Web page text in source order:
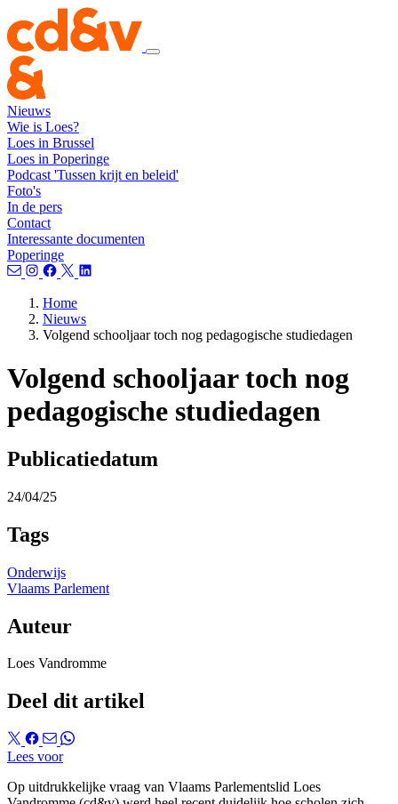
Nieuws
Wie is Loes?
Loes in Brussel
Loes in Poperinge
Podcast 'Tussen krijt en beleid'
Foto's
In de pers
Contact
Interessante documenten
Poperinge
Home
Nieuws
Volgend schooljaar toch nog pedagogische studiedagen
Volgend schooljaar toch nog
pedagogische studiedagen
Publicatiedatum
24/04/25
Tags
Onderwijs
Vlaams Parlement
Auteur
Loes Vandromme
Deel dit artikel
Lees voor
Op uitdrukkelijke vraag van Vlaams Parlementslid Loes